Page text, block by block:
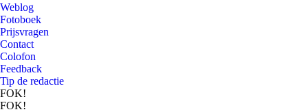
Weblog
Fotoboek
Prijsvragen
Contact
Colofon
Feedback
Tip de redactie
FOK!
FOK!